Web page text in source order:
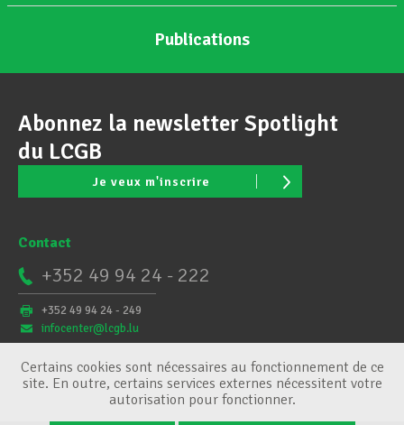
Publications
Abonnez la newsletter Spotlight
du LCGB
Je veux m'inscrire
Contact
+352 49 94 24 - 222
+352 49 94 24 - 249
infocenter@lcgb.lu
Certains cookies sont nécessaires au fonctionnement de ce
site. En outre, certains services externes nécessitent votre
autorisation pour fonctionner.